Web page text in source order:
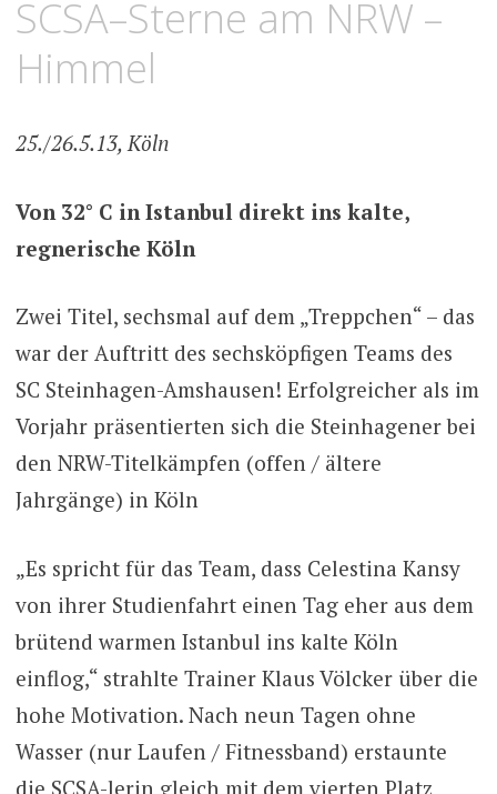
SCSA–Sterne am NRW –
Himmel
25./26.5.13, Köln
Von 32° C in Istanbul direkt ins kalte,
regnerische Köln
Zwei Titel, sechsmal auf dem „Treppchen“ – das
war der Auftritt des sechsköpfigen Teams des
SC Steinhagen-Amshausen! Erfolgreicher als im
Vorjahr präsentierten sich die Steinhagener bei
den NRW-Titelkämpfen (offen / ältere
Jahrgänge) in Köln
„Es spricht für das Team, dass Celestina Kansy
von ihrer Studienfahrt einen Tag eher aus dem
brütend warmen Istanbul ins kalte Köln
einflog,“ strahlte Trainer Klaus Völcker über die
hohe Motivation. Nach neun Tagen ohne
Wasser (nur Laufen / Fitnessband) erstaunte
die SCSA-lerin gleich mit dem vierten Platz